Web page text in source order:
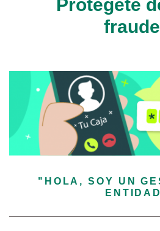
"HOLA, SOY UN